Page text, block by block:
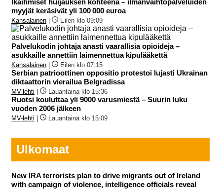
Ikäihmiset huijauksen kohteena – ilmanvaihtopalveluiden
myyjät keräsivät yli 100 000 euroa
Kansalainen Eilen klo 09:09
Palvelukodin johtaja anasti vaarallisia opioideja –
asukkaille annettiin laimennettua kipulääkettä
Kansalainen Eilen klo 07:15
Serbian patrioottinen oppositio protestoi lujasti Ukrainan
diktaattorin vierailua Belgradissa
MV-lehti Lauantaina klo 15:36
Ruotsi kouluttaa yli 9000 varusmiestä – Suurin luku
vuoden 2006 jälkeen
MV-lehti Lauantaina klo 15:09
Ulkomaat
New IRA terrorists plan to drive migrants out of Ireland
with campaign of violence, intelligence officials reveal